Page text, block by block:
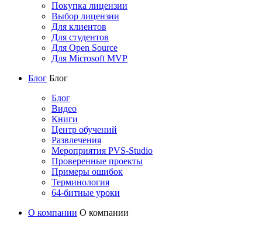
Покупка лицензии
Выбор лицензии
Для клиентов
Для студентов
Для Open Source
Для Microsoft MVP
Блог Блог
Блог
Видео
Книги
Центр обучений
Развлечения
Мероприятия PVS-Studio
Проверенные проекты
Примеры ошибок
Терминология
64-битные уроки
О компании О компании